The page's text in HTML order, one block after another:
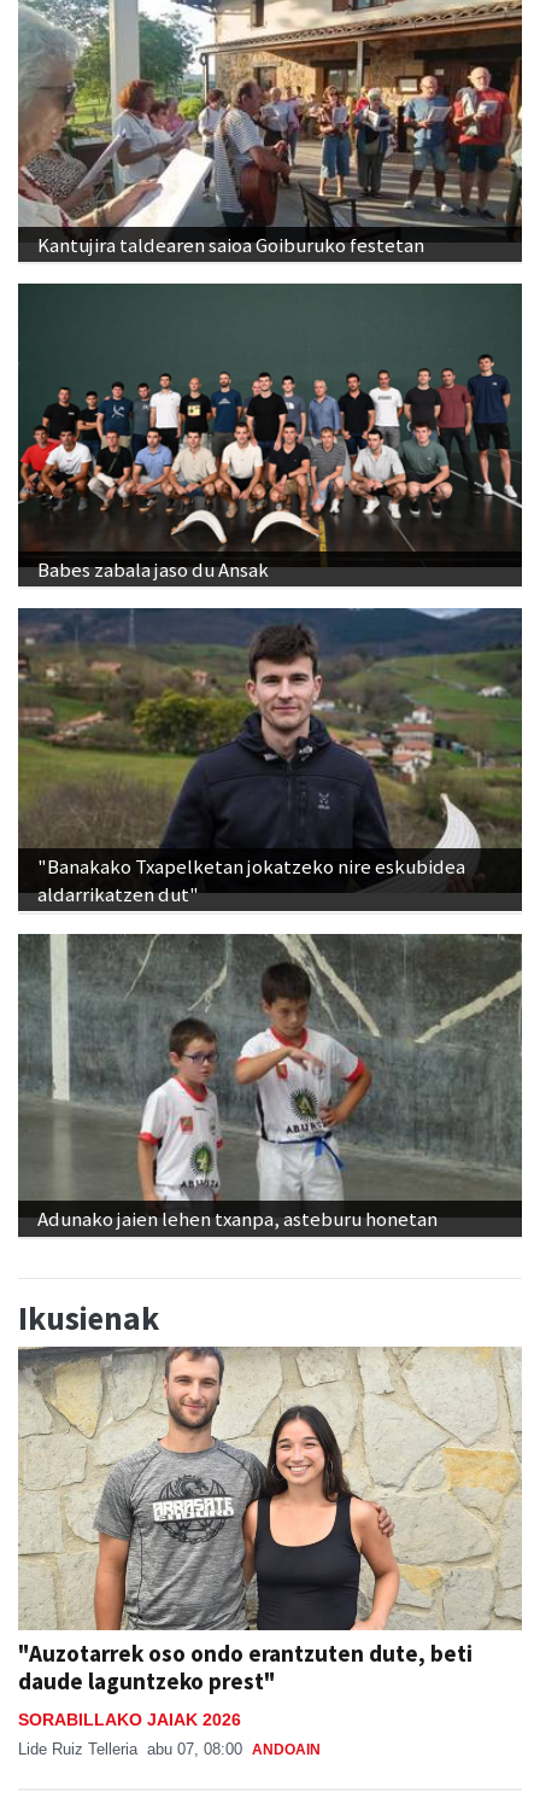
Kantujira taldearen saioa Goiburuko festetan
Babes zabala jaso du Ansak
"Banakako Txapelketan jokatzeko nire eskubidea
aldarrikatzen dut"
Adunako jaien lehen txanpa, asteburu honetan
Ikusienak
"Auzotarrek oso ondo erantzuten dute, beti
daude laguntzeko prest"
SORABILLAKO JAIAK 2026
Lide Ruiz Telleria abu 07, 08:00 ANDOAIN